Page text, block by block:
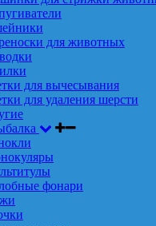
для животных
для вычесывания
для удаления шерсти
фонари